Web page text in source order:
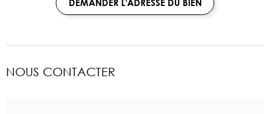
DEMANDER L'ADRESSE DU BIEN
NOUS CONTACTER